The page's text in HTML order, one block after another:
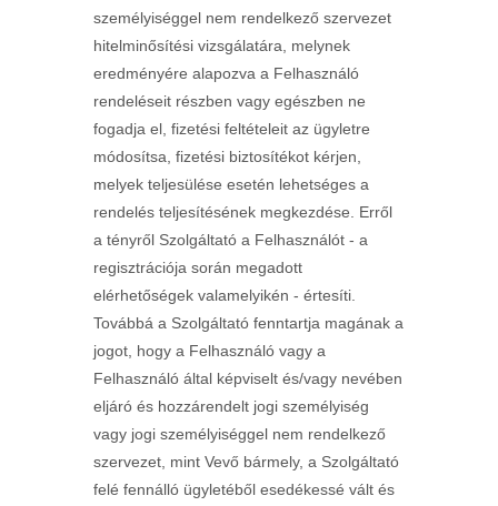
személyiséggel nem rendelkező szervezet
hitelminősítési vizsgálatára, melynek
eredményére alapozva a Felhasználó
rendeléseit részben vagy egészben ne
fogadja el, fizetési feltételeit az ügyletre
módosítsa, fizetési biztosítékot kérjen,
melyek teljesülése esetén lehetséges a
rendelés teljesítésének megkezdése. Erről
a tényről Szolgáltató a Felhasználót - a
regisztrációja során megadott
elérhetőségek valamelyikén - értesíti.
Továbbá a Szolgáltató fenntartja magának a
jogot, hogy a Felhasználó vagy a
Felhasználó által képviselt és/vagy nevében
eljáró és hozzárendelt jogi személyiség
vagy jogi személyiséggel nem rendelkező
szervezet, mint Vevő bármely, a Szolgáltató
felé fennálló ügyletéből esedékessé vált és